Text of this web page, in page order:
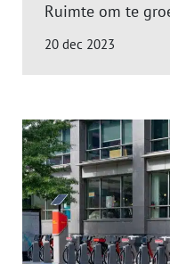
Ruimte om te
20 dec 2023